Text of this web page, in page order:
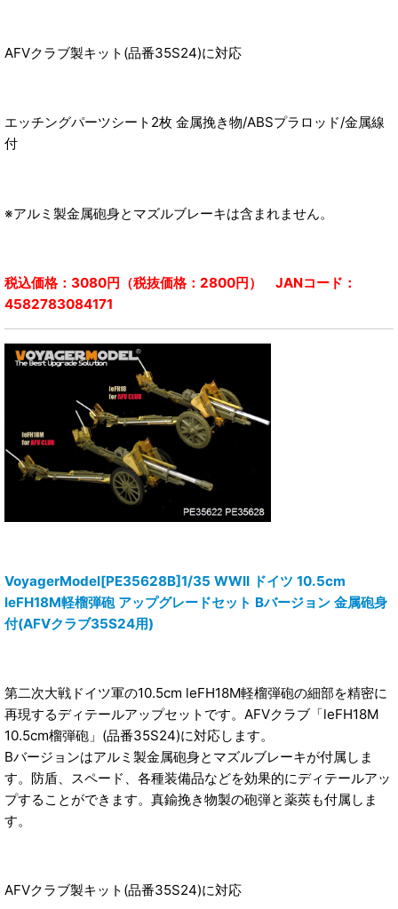
AFVクラブ製キット(品番35S24)に対応
エッチングパーツシート2枚 金属挽き物/ABSプラロッド/金属線
付
※アルミ製金属砲身とマズルブレーキは含まれません。
税込価格：3080円（税抜価格：2800円） JANコード：
4582783084171
VoyagerModel[PE35628B]1/35 WWII ドイツ 10.5cm
leFH18M軽榴弾砲 アップグレードセット Bバージョン 金属砲身
付(AFVクラブ35S24用)
第二次大戦ドイツ軍の10.5cm leFH18M軽榴弾砲の細部を精密に
再現するディテールアップセットです。AFVクラブ「leFH18M
10.5cm榴弾砲」(品番35S24)に対応します。
Bバージョンはアルミ製金属砲身とマズルブレーキが付属しま
す。防盾、スペード、各種装備品などを効果的にディテールアッ
プすることができます。真鍮挽き物製の砲弾と薬莢も付属しま
す。
AFVクラブ製キット(品番35S24)に対応